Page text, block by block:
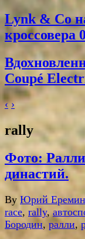
Lynk & Co
кроссовера
Coupé
‹ ›
rally
Фото:
династий.
By Юрий Еремин
race, rally,
Бородин, ралли,